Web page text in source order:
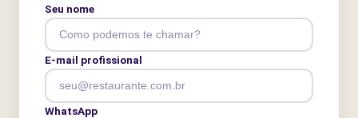
Seu nome
E-mail profissional
WhatsApp